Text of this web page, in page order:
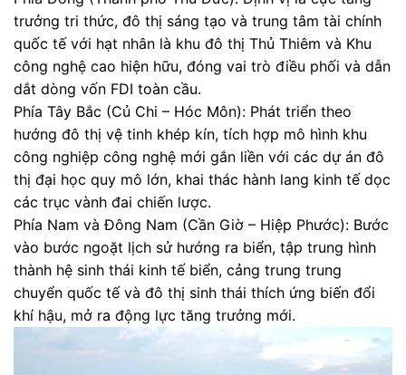
trưởng tri thức, đô thị sáng tạo và trung tâm tài chính
quốc tế với hạt nhân là khu đô thị Thủ Thiêm và Khu
công nghệ cao hiện hữu, đóng vai trò điều phối và dẫn
dắt dòng vốn FDI toàn cầu.
Phía Tây Bắc (Củ Chi – Hóc Môn): Phát triển theo
hướng đô thị vệ tinh khép kín, tích hợp mô hình khu
công nghiệp công nghệ mới gắn liền với các dự án đô
thị đại học quy mô lớn, khai thác hành lang kinh tế dọc
các trục vành đai chiến lược.
Phía Nam và Đông Nam (Cần Giờ – Hiệp Phước): Bước
vào bước ngoặt lịch sử hướng ra biển, tập trung hình
thành hệ sinh thái kinh tế biển, cảng trung trung
chuyển quốc tế và đô thị sinh thái thích ứng biến đổi
khí hậu, mở ra động lực tăng trưởng mới.